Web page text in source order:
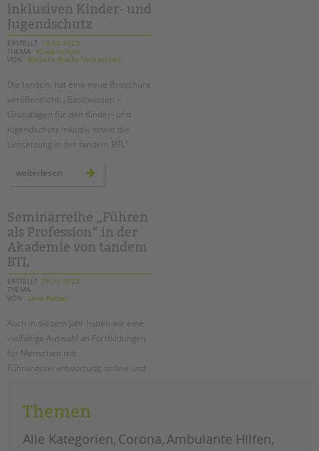
inklusiven Kinder- und
Jugendschutz
ERSTELLT 19.02.2025
THEMA
Kinderschutz
VON
Barbara Brecht-Hadraschek
Die tandem hat eine neue Broschüre
veröffentlicht: „Basiswissen –
Grundlagen für den Kinder- und
Jugendschutz inklusiv sowie die
Umsetzung in der tandem BTL“
weiterlesen
broschüre:
kinder-
und
jugendschutz
Seminarreihe „Führen
als Profession“ in der
Akademie von tandem
BTL
ERSTELLT 29.01.2025
THEMA
VON
Lena Rotter
Auch in diesem Jahr haben wir eine
vielfältige Auswahl an Fortbildungen
für Menschen mit
Führungsverantwortung, online und
weiterlesenseminarreihe
„führen
profession“
in
Themen
Alle Kategorien Corona Ambulante Hilfen